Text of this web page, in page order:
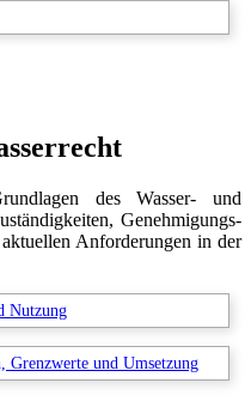
des Wasser- und
Genehmigungs-
Anforderungen in der
Nutzung
Grenzwerte und Umsetzung